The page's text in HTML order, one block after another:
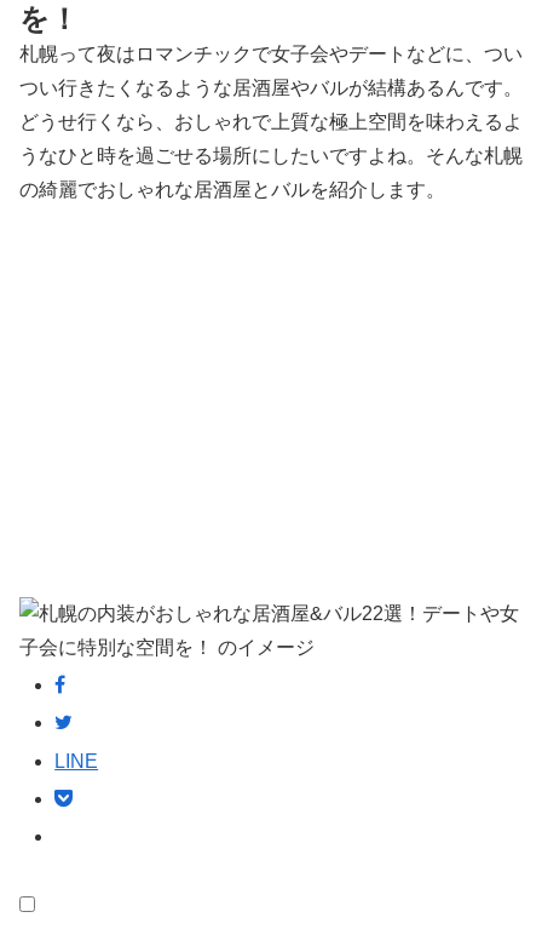
を！
札幌って夜はロマンチックで女子会やデートなどに、つい
つい行きたくなるような居酒屋やバルが結構あるんです。
どうせ行くなら、おしゃれで上質な極上空間を味わえるよ
うなひと時を過ごせる場所にしたいですよね。そんな札幌
の綺麗でおしゃれな居酒屋とバルを紹介します。
LINE